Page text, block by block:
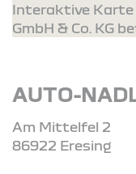
Interaktive Karte
GmbH & Co. KG
AUTO-
Am Mittelfel 2
86922 Eresing